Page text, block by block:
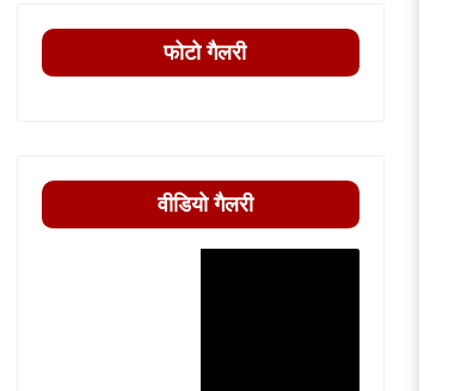
फोटो गैलरी
वीडियो गैलरी